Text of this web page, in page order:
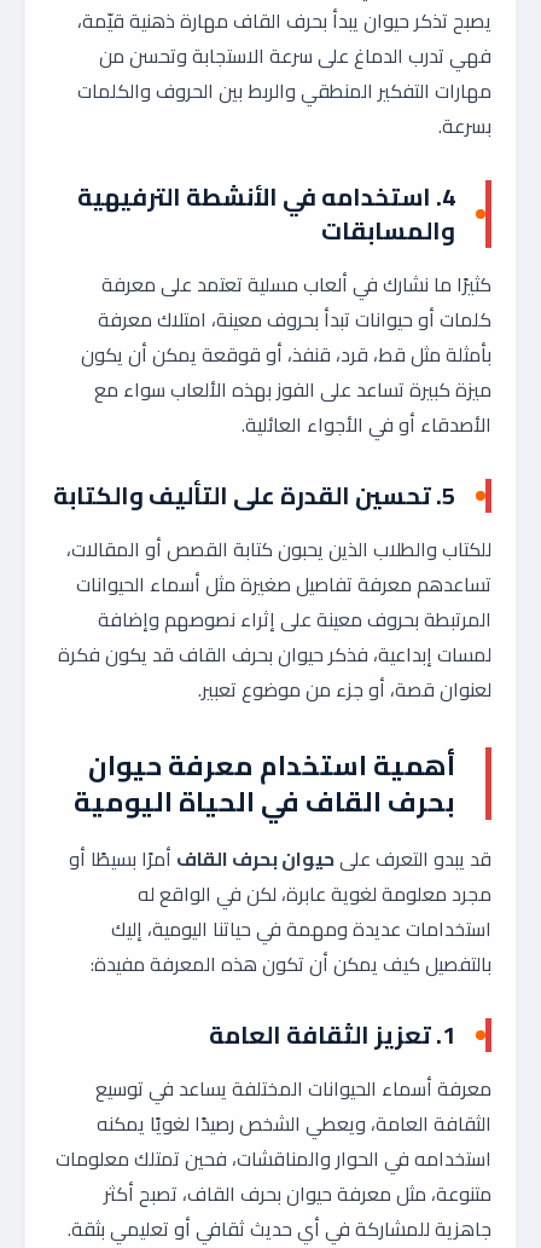
يصبح تذكر حيوان يبدأ بحرف القاف مهارة ذهنية قيّمة،
فهي تدرب الدماغ على سرعة الاستجابة وتحسن من
مهارات التفكير المنطقي والربط بين الحروف والكلمات
بسرعة.
4. استخدامه في الأنشطة الترفيهية
والمسابقات
كثيرًا ما نشارك في ألعاب مسلية تعتمد على معرفة
كلمات أو حيوانات تبدأ بحروف معينة، امتلاك معرفة
بأمثلة مثل قط، قرد، قنفذ، أو قوقعة يمكن أن يكون
ميزة كبيرة تساعد على الفوز بهذه الألعاب سواء مع
الأصدقاء أو في الأجواء العائلية.
5. تحسين القدرة على التأليف والكتابة
للكتاب والطلاب الذين يحبون كتابة القصص أو المقالات،
تساعدهم معرفة تفاصيل صغيرة مثل أسماء الحيوانات
المرتبطة بحروف معينة على إثراء نصوصهم وإضافة
لمسات إبداعية، فذكر حيوان بحرف القاف قد يكون فكرة
لعنوان قصة، أو جزء من موضوع تعبير.
أهمية استخدام معرفة حيوان
بحرف القاف في الحياة اليومية
قد يبدو التعرف علىحيوان بحرف القاف أمرًا بسيطًا أو
مجرد معلومة لغوية عابرة، لكن في الواقع له
استخدامات عديدة ومهمة في حياتنا اليومية، إليك
بالتفصيل كيف يمكن أن تكون هذه المعرفة مفيدة:
1. تعزيز الثقافة العامة
معرفة أسماء الحيوانات المختلفة يساعد في توسيع
الثقافة العامة، ويعطي الشخص رصيدًا لغويًا يمكنه
استخدامه في الحوار والمناقشات، فحين تمتلك معلومات
متنوعة، مثل معرفة حيوان بحرف القاف، تصبح أكثر
جاهزية للمشاركة في أي حديث ثقافي أو تعليمي بثقة.